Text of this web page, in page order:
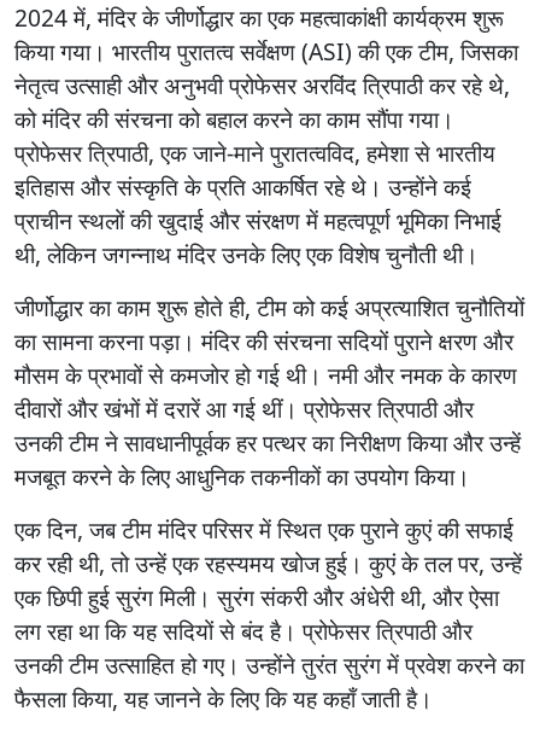
2024 में, मंदिर के जीर्णोद्धार का एक महत्वाकांक्षी कार्यक्रम शुरू
किया गया। भारतीय पुरातत्व सर्वेक्षण (ASI) की एक टीम, जिसका
नेतृत्व उत्साही और अनुभवी प्रोफेसर अरविंद त्रिपाठी कर रहे थे,
को मंदिर की संरचना को बहाल करने का काम सौंपा गया।
प्रोफेसर त्रिपाठी, एक जाने-माने पुरातत्वविद, हमेशा से भारतीय
इतिहास और संस्कृति के प्रति आकर्षित रहे थे। उन्होंने कई
प्राचीन स्थलों की खुदाई और संरक्षण में महत्वपूर्ण भूमिका निभाई
थी, लेकिन जगन्नाथ मंदिर उनके लिए एक विशेष चुनौती थी।
जीर्णोद्धार का काम शुरू होते ही, टीम को कई अप्रत्याशित चुनौतियों
का सामना करना पड़ा। मंदिर की संरचना सदियों पुराने क्षरण और
मौसम के प्रभावों से कमजोर हो गई थी। नमी और नमक के कारण
दीवारों और खंभों में दरारें आ गई थीं। प्रोफेसर त्रिपाठी और
उनकी टीम ने सावधानीपूर्वक हर पत्थर का निरीक्षण किया और उन्हें
मजबूत करने के लिए आधुनिक तकनीकों का उपयोग किया।
एक दिन, जब टीम मंदिर परिसर में स्थित एक पुराने कुएं की सफाई
कर रही थी, तो उन्हें एक रहस्यमय खोज हुई। कुएं के तल पर, उन्हें
एक छिपी हुई सुरंग मिली। सुरंग संकरी और अंधेरी थी, और ऐसा
लग रहा था कि यह सदियों से बंद है। प्रोफेसर त्रिपाठी और
उनकी टीम उत्साहित हो गए। उन्होंने तुरंत सुरंग में प्रवेश करने का
फैसला किया, यह जानने के लिए कि यह कहाँ जाती है।